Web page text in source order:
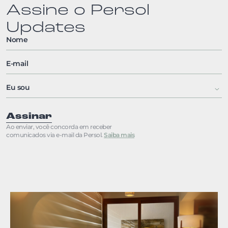
Assine o Persol
Updates
Assinar
Ao enviar, você concorda em receber
comunicados via e-mail da Persol. Saiba mais